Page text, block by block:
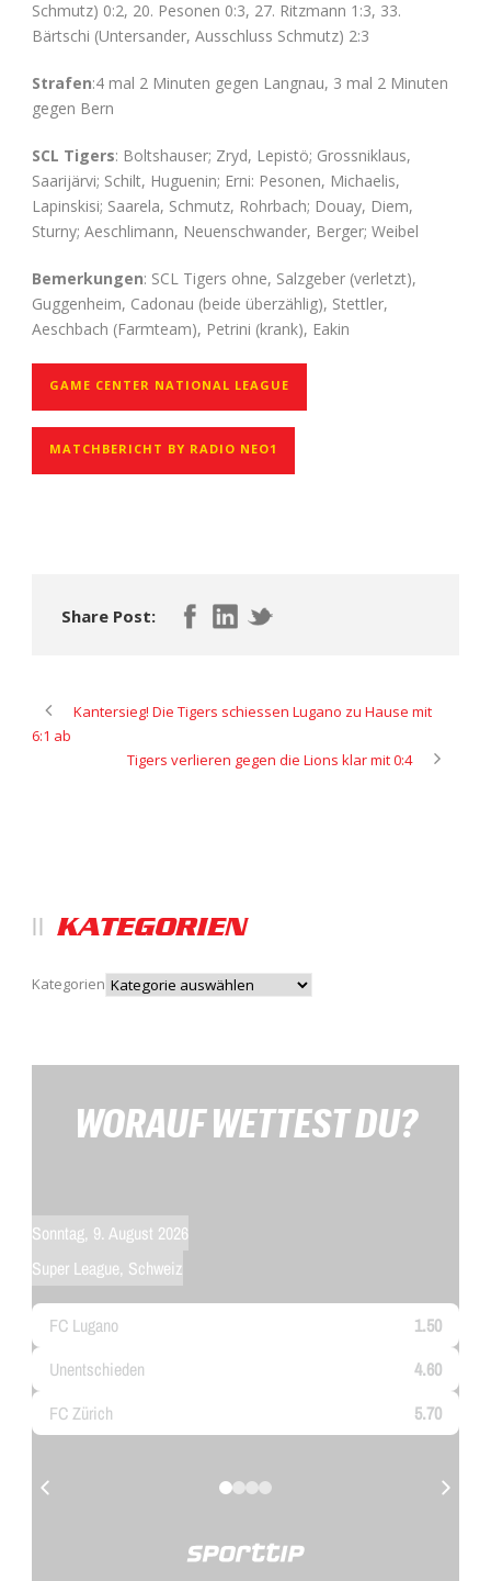
Schmutz) 0:2, 20. Pesonen 0:3, 27. Ritzmann 1:3, 33.
Bärtschi (Untersander, Ausschluss Schmutz) 2:3
Strafen:4 mal 2 Minuten gegen Langnau, 3 mal 2 Minuten
gegen Bern
SCL Tigers: Boltshauser; Zryd, Lepistö; Grossniklaus,
Saarijärvi; Schilt, Huguenin; Erni: Pesonen, Michaelis,
Lapinskisi; Saarela, Schmutz, Rohrbach; Douay, Diem,
Sturny; Aeschlimann, Neuenschwander, Berger; Weibel
Bemerkungen: SCL Tigers ohne, Salzgeber (verletzt),
Guggenheim, Cadonau (beide überzählig), Stettler,
Aeschbach (Farmteam), Petrini (krank), Eakin
GAME CENTER NATIONAL LEAGUE
MATCHBERICHT BY RADIO NEO1
Share Post:
Kantersieg! Die Tigers schiessen Lugano zu Hause mit
6:1 ab
Tigers verlieren gegen die Lions klar mit 0:4
KATEGORIEN
Kategorien